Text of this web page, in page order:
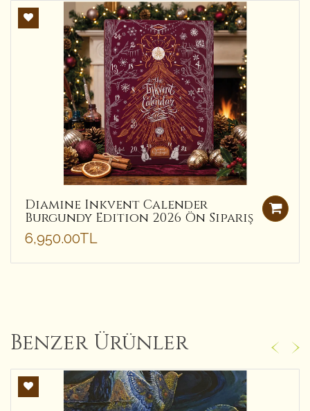
Diamine Inkvent Calender
Burgundy Edition 2026 Ön Sipariş
6,950.00TL
Benzer Ürünler